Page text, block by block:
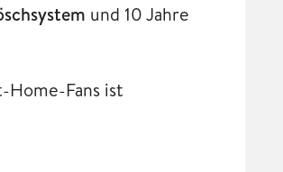
und 10 Jahre
Fans ist